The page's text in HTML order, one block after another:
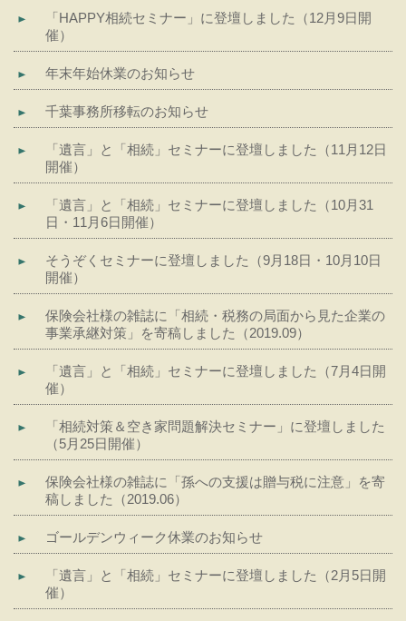
「HAPPY相続セミナー」に登壇しました（12月9日開
催）
年末年始休業のお知らせ
千葉事務所移転のお知らせ
「遺言」と「相続」セミナーに登壇しました（11月12日
開催）
「遺言」と「相続」セミナーに登壇しました（10月31
日・11月6日開催）
そうぞくセミナーに登壇しました（9月18日・10月10日
開催）
保険会社様の雑誌に「相続・税務の局面から見た企業の
事業承継対策」を寄稿しました（2019.09）
「遺言」と「相続」セミナーに登壇しました（7月4日開
催）
「相続対策＆空き家問題解決セミナー」に登壇しました
（5月25日開催）
保険会社様の雑誌に「孫への支援は贈与税に注意」を寄
稿しました（2019.06）
ゴールデンウィーク休業のお知らせ
「遺言」と「相続」セミナーに登壇しました（2月5日開
催）